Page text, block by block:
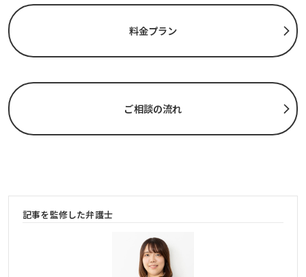
料金プラン
ご相談の流れ
記事を監修した弁護士